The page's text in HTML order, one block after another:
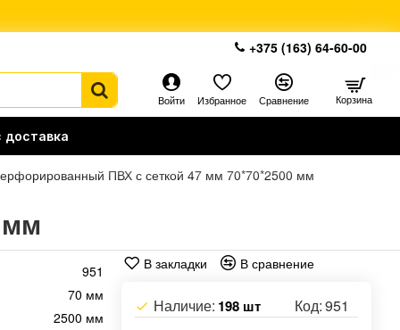
+375 (163) 64-60-00
Войти Избранное Сравнение Корзина
доставка
ПВХ с сеткой 47 мм 70*70*2500 мм
Наличие: 198 шт Код:951
В закладки В сравнение
951
70 мм
2500 мм